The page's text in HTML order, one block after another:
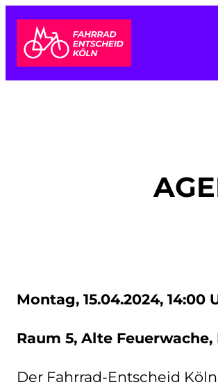
Zum
Inhalt
springen
Montag, 15.04.2024, 14:00
Raum 5, Alte
Der Fahrrad-Entscheid